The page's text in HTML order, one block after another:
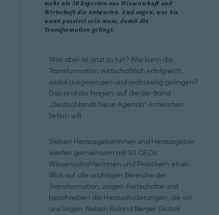
mehr als 50 Experten aus Wissenschaft und
Wirtschaft die Antworten. Und sagen, was bis
wann passiert sein muss, damit die
Transformation gelingt.
Was aber ist jetzt zu tun? Wie kann die
Transformation wirtschaftlich erfolgreich,
sozial ausgewogen und rechtzeitig gelingen?
Das sind die Fragen, auf die der Band
„Deutschlands Neue Agenda“ Antworten
liefern will.
Sieben Herausgeberinnen und Herausgeber
werfen gemeinsam mit 50 CEOs,
Wissenschaftlerinnen und Praktikern einen
Blick auf alle wichtigen Bereiche der
Transformation, zeigen Fortschritte und
beschreiben die Herausforderungen, die vor
uns liegen. Neben Roland Berger Global